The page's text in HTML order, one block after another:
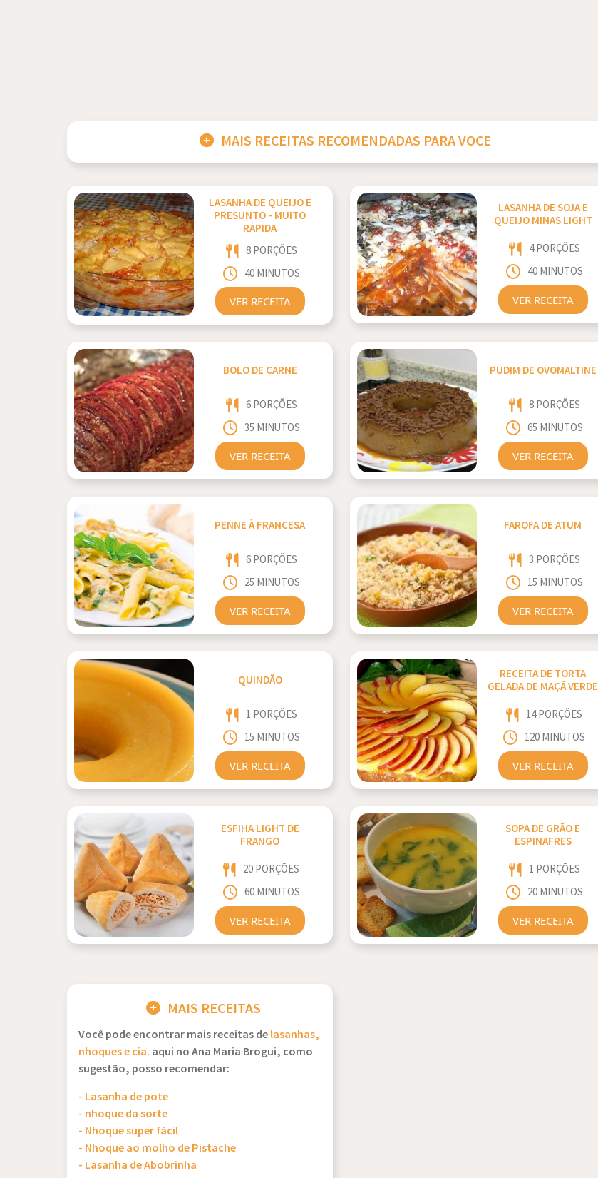
MAIS RECEITAS RECOMENDADAS PARA VOCE
LASANHA DE QUEIJO E
PRESUNTO - MUITO
RÁPIDA
8 PORÇÕES
40 MINUTOS
VER RECEITA
LASANHA DE SOJA E
QUEIJO MINAS LIGHT
4 PORÇÕES
40 MINUTOS
VER RECEITA
BOLO DE CARNE
6 PORÇÕES
35 MINUTOS
VER RECEITA
PUDIM DE OVOMALTINE
8 PORÇÕES
65 MINUTOS
VER RECEITA
PENNE À FRANCESA
6 PORÇÕES
25 MINUTOS
VER RECEITA
FAROFA DE ATUM
3 PORÇÕES
15 MINUTOS
VER RECEITA
QUINDÃO
1 PORÇÕES
15 MINUTOS
VER RECEITA
RECEITA DE TORTA
GELADA DE MAÇÃ VERDE
14 PORÇÕES
120 MINUTOS
VER RECEITA
ESFIHA LIGHT DE
FRANGO
20 PORÇÕES
60 MINUTOS
VER RECEITA
SOPA DE GRÃO E
ESPINAFRES
1 PORÇÕES
20 MINUTOS
VER RECEITA
MAIS RECEITAS
Você pode encontrar mais receitas delasanhas,
nhoques e cia. aqui no Ana Maria Brogui, como
sugestão, posso recomendar:
- Lasanha de pote
- nhoque da sorte
- Nhoque super fácil
- Nhoque ao molho de Pistache
- Lasanha de Abobrinha